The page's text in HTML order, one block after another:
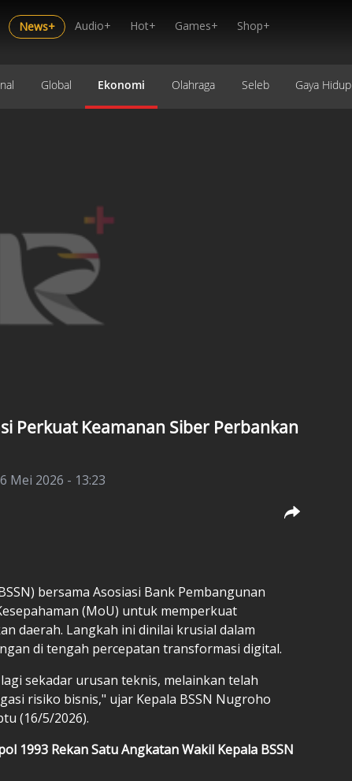
News+ Audio+ Hot+ Games+ Shop+
Global Ekonomi Olahraga Seleb Gaya Hidup
Perkuat Keamanan Siber Perbankan
Mei 2026 - 13:23
bersama Asosiasi Bank Pembangunan
(MoU) untuk memperkuat
daerah. Langkah ini dinilai krusial dalam
di tengah percepatan transformasi digital.
sekadar urusan teknis, melainkan telah
risiko bisnis," ujar Kepala BSSN Nugroho
(16/5/2026).
1993 Rekan Satu Angkatan Wakil Kepala BSSN